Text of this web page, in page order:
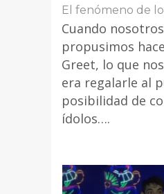
El fenómeno de
Cuando
propusimos
Greet, lo que
era regalarle al
posibilidad de
ídolos….